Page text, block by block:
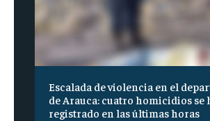
Escalada de violencia en el
de Arauca: cuatro homicidios se
registrado en las últimas horas